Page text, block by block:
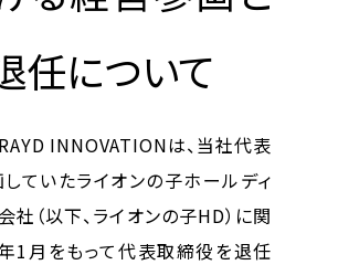
任について
INNOVATIONは、当社代表
ていたライオンの子ホールディ
社（以下、ライオンの子HD）に関
1月をもって代表取締役を退任